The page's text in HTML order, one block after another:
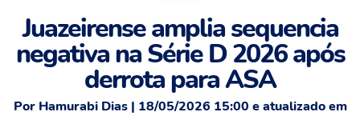
Juazeirense amplia sequencia
negativa na Série D 2026 após
derrota para ASA
Por Hamurabi Dias | 18/05/2026 15:00 e atualizado em